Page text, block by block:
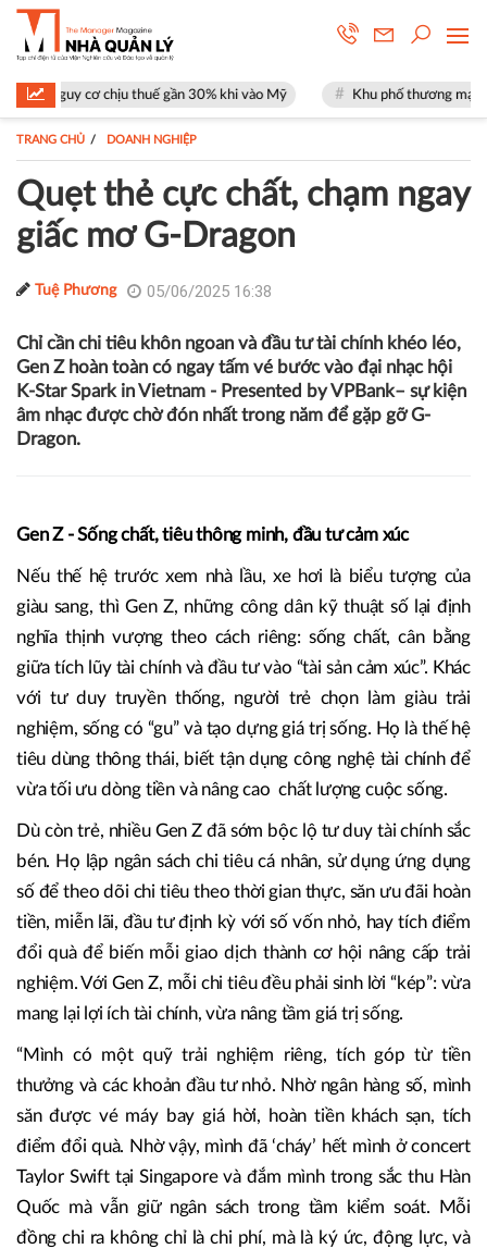
thuế gần 30% khi vào Mỹ Khu phố thương mại SOHO tại The
TRANG CHỦ DOANH NGHIỆP
Quẹt thẻ cực chất, chạm ngay
giấc mơ G-Dragon
Tuệ Phương 05/06/2025 16:38
Chỉ cần chi tiêu khôn ngoan và đầu tư tài chính khéo léo,
Gen Z hoàn toàn có ngay tấm vé bước vào đại nhạc hội
K-Star Spark in Vietnam - Presented by VPBank– sự kiện
âm nhạc được chờ đón nhất trong năm để gặp gỡ G-
Dragon.
Gen Z - Sống chất, tiêu thông minh, đầu tư cảm xúc
Nếu thế hệ trước xem nhà lầu, xe hơi là biểu tượng của
giàu sang, thì Gen Z, những công dân kỹ thuật số lại định
nghĩa thịnh vượng theo cách riêng: sống chất, cân bằng
giữa tích lũy tài chính và đầu tư vào “tài sản cảm xúc”. Khác
với tư duy truyền thống, người trẻ chọn làm giàu trải
nghiệm, sống có “gu” và tạo dựng giá trị sống. Họ là thế hệ
tiêu dùng thông thái, biết tận dụng công nghệ tài chính để
vừa tối ưu dòng tiền và nâng cao chất lượng cuộc sống.
Dù còn trẻ, nhiều Gen Z đã sớm bộc lộ tư duy tài chính sắc
bén. Họ lập ngân sách chi tiêu cá nhân, sử dụng ứng dụng
số để theo dõi chi tiêu theo thời gian thực, săn ưu đãi hoàn
tiền, miễn lãi, đầu tư định kỳ với số vốn nhỏ, hay tích điểm
đổi quà để biến mỗi giao dịch thành cơ hội nâng cấp trải
nghiệm. Với Gen Z, mỗi chi tiêu đều phải sinh lời “kép”: vừa
mang lại lợi ích tài chính, vừa nâng tầm giá trị sống.
“Mình có một quỹ trải nghiệm riêng, tích góp từ tiền
thưởng và các khoản đầu tư nhỏ. Nhờ ngân hàng số, mình
săn được vé máy bay giá hời, hoàn tiền khách sạn, tích
điểm đổi quà. Nhờ vậy, mình đã ‘cháy’ hết mình ở concert
Taylor Swift tại Singapore và đắm mình trong sắc thu Hàn
Quốc mà vẫn giữ ngân sách trong tầm kiểm soát. Mỗi
đồng chi ra không chỉ là chi phí, mà là ký ức, động lực, và